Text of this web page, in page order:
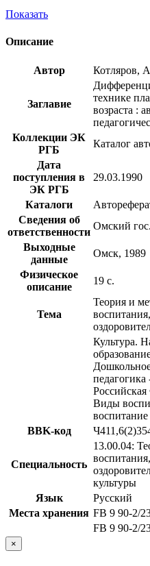
Показать
Описание
Автор Котляров,
Заглавие
технике
возраста :
Коллекции ЭК
РГБ
Каталог
Дата
поступления в
ЭК РГБ
29.03.1990
Каталоги
Сведения об
ответственности
Омский
Выходные
данные
Омск, 1989
Физическое
описание
19 с.
Тема
Теория и
Культура.
Виды
BBK-код
Специальность
13.00.04:
культуры
Язык
Русский
Места хранения FB 9 90-2/
FB 9 90-2/
×